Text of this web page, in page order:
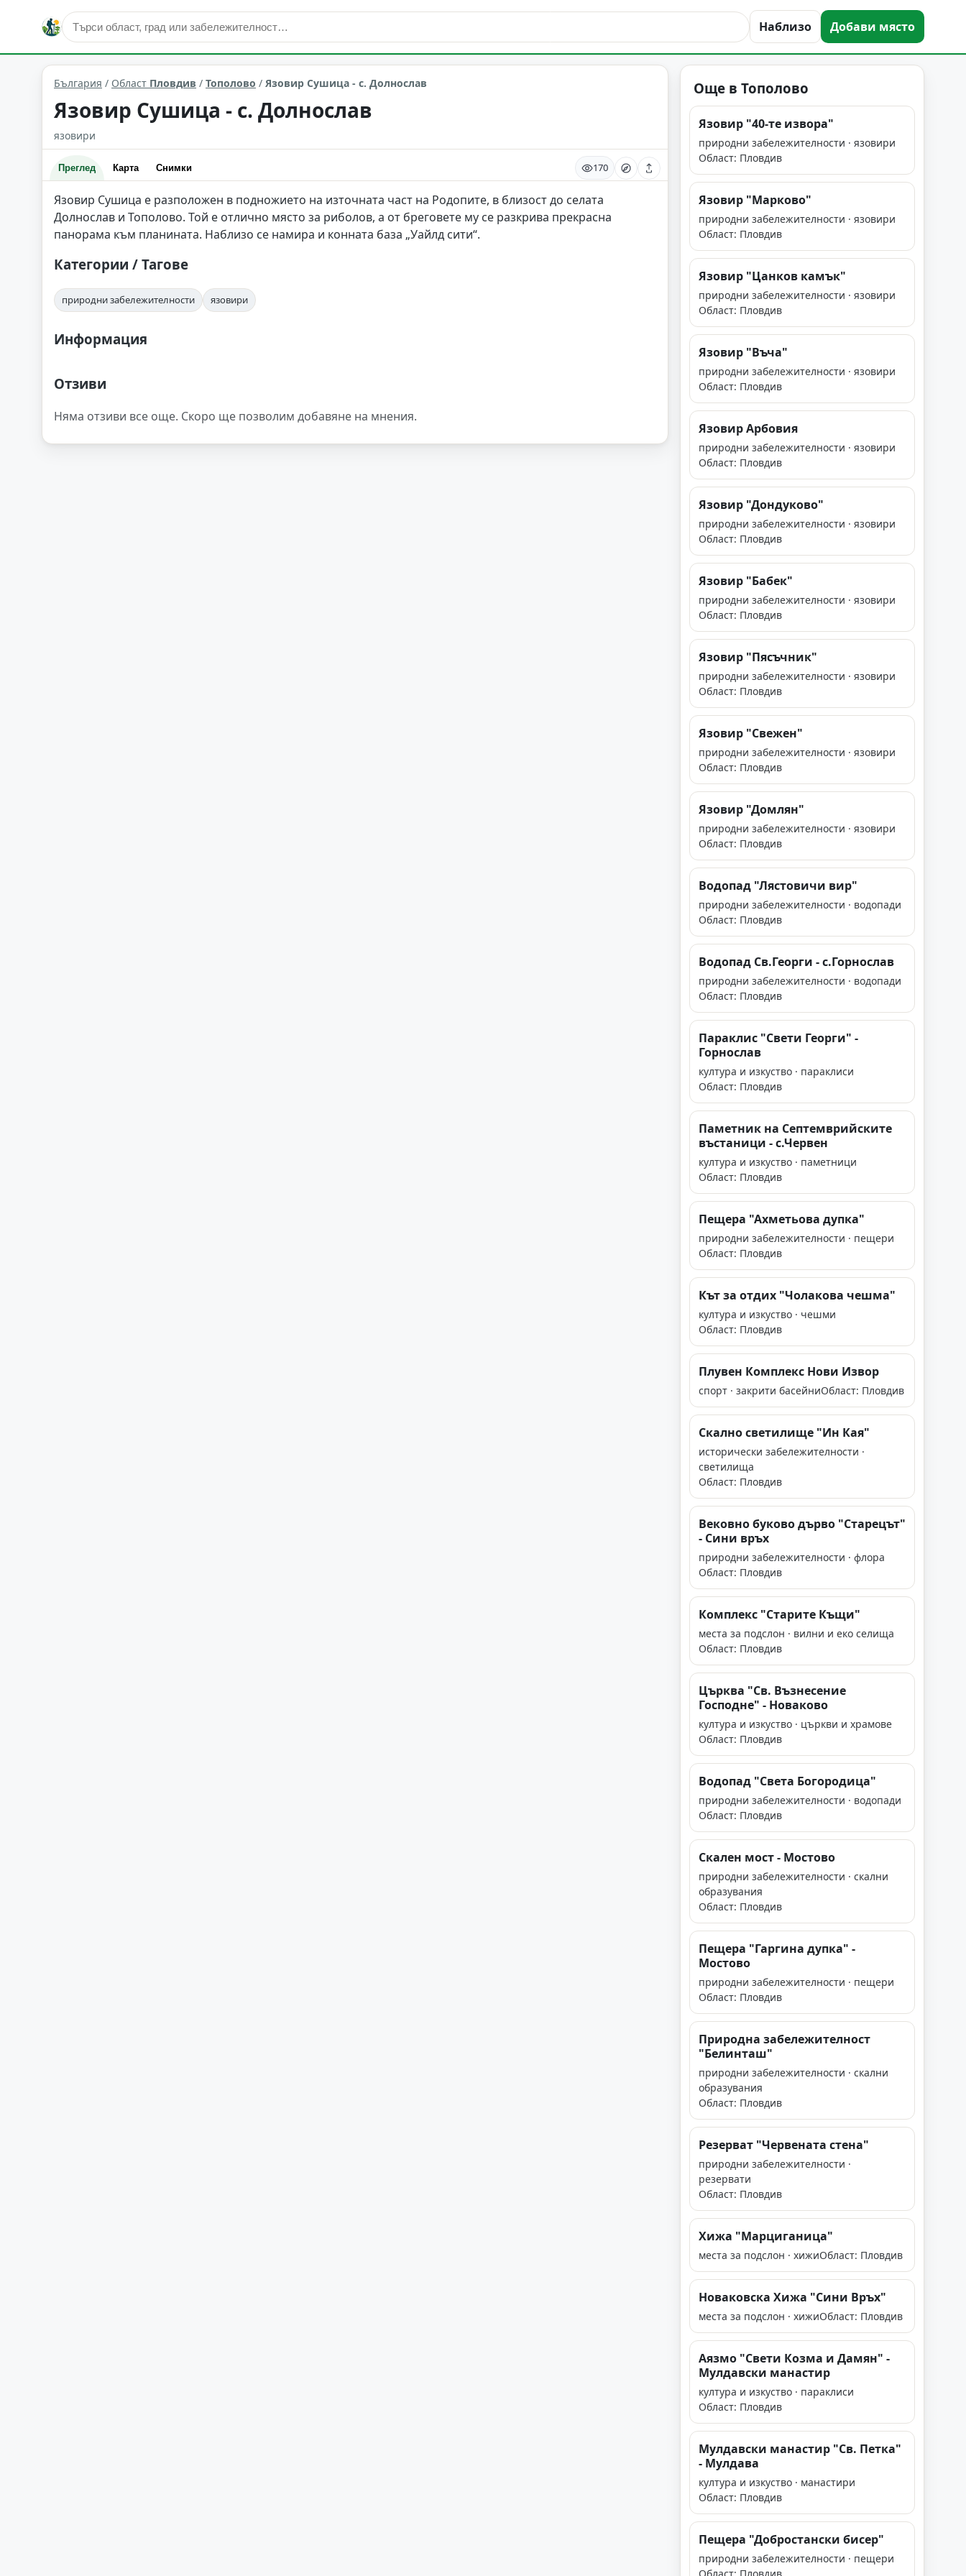
Наблизо Добави място
природни забележителности Тополово Област: Пловдив
България / Област Пловдив / Тополово / Язовир Сушица - с. Долнослав
Язовир Сушица - с. Долнослав
язовири
Преглед Карта Снимки 170
Язовир Сушица е разположен в подножието на източната част на Родопите, в близост до селата
Долнослав и Тополово. Той е отлично място за риболов, а от бреговете му се разкрива прекрасна
панорама към планината. Наблизо се намира и конната база „Уайлд сити“.
Категории / Тагове
природни забележителности язовири
Информация
Отзиви
Няма отзиви все още. Скоро ще позволим добавяне на мнения.
Още в Тополово
Язовир "40-те извора"
природни забележителности · язовири
Област: Пловдив
Язовир "Марково"
природни забележителности · язовири
Област: Пловдив
Язовир "Цанков камък"
природни забележителности · язовири
Област: Пловдив
Язовир "Въча"
природни забележителности · язовири
Област: Пловдив
Язовир Арбовия
природни забележителности · язовири
Област: Пловдив
Язовир "Дондуково"
природни забележителности · язовири
Област: Пловдив
Язовир "Бабек"
природни забележителности · язовири
Област: Пловдив
Язовир "Пясъчник"
природни забележителности · язовири
Област: Пловдив
Язовир "Свежен"
природни забележителности · язовири
Област: Пловдив
Язовир "Домлян"
природни забележителности · язовири
Област: Пловдив
Водопад "Лястовичи вир"
природни забележителности · водопади
Област: Пловдив
Водопад Св.Георги - с.Горнослав
природни забележителности · водопади
Област: Пловдив
Параклис "Свети Георги" -
Горнослав
култура и изкуство · параклиси
Област: Пловдив
Паметник на Септемврийските
въстаници - с.Червен
култура и изкуство · паметници
Област: Пловдив
Пещера "Ахметьова дупка"
природни забележителности · пещери
Област: Пловдив
Кът за отдих "Чолакова чешма"
култура и изкуство · чешми
Област: Пловдив
Плувен Комплекс Нови Извор
спорт · закрити басейниОбласт: Пловдив
Скално светилище "Ин Кая"
исторически забележителности ·
светилища
Област: Пловдив
Вековно буково дърво "Старецът"
- Сини връх
природни забележителности · флора
Област: Пловдив
Комплекс "Старите Къщи"
места за подслон · вилни и еко селища
Област: Пловдив
Църква "Св. Възнесение
Господне" - Новаково
култура и изкуство · църкви и храмове
Област: Пловдив
Водопад "Света Богородица"
природни забележителности · водопади
Област: Пловдив
Скален мост - Мостово
природни забележителности · скални
образувания
Област: Пловдив
Пещера "Гаргина дупка" -
Мостово
природни забележителности · пещери
Област: Пловдив
Природна забележителност
"Белинташ"
природни забележителности · скални
образувания
Област: Пловдив
Резерват "Червената стена"
природни забележителности ·
резервати
Област: Пловдив
Хижа "Марциганица"
места за подслон · хижиОбласт: Пловдив
Новаковска Хижа "Сини Връх"
места за подслон · хижиОбласт: Пловдив
Аязмо "Свети Козма и Дамян" -
Мулдавски манастир
култура и изкуство · параклиси
Област: Пловдив
Мулдавски манастир "Св. Петка"
- Мулдава
култура и изкуство · манастири
Област: Пловдив
Пещера "Добростански бисер"
природни забележителности · пещери